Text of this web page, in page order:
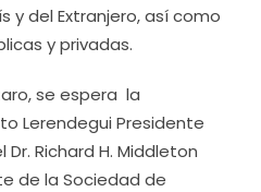
y del Extranjero, así como
y privadas.
se espera la
Lerendegui Presidente
Dr. Richard H. Middleton
de la Sociedad de